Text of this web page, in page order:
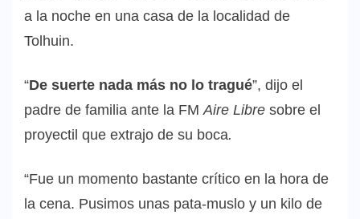
a la noche en una casa de la localidad de
Tolhuin.
“De suerte nada más no lo tragué”, dijo el
padre de familia ante la FM Aire Libre sobre el
proyectil que extrajo de su boca.
“Fue un momento bastante crítico en la hora de
la cena. Pusimos unas pata-muslo y un kilo de